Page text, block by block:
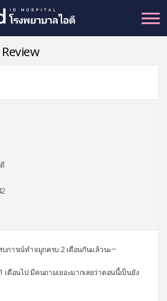
การณ์ทำจมูกครบ 2 เดือนกันแล้วนะ~
เดือนไป มีคนถามเยอะมากเลยว่าตอนนี้เป็นยัง